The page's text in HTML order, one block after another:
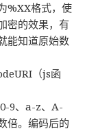
%XX格式，使
密的效果，有
能知道原始数
（js函
9、a-z、A-
倍。编码后的